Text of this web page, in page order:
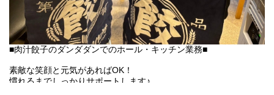
■肉汁餃子のダンダダンでのホール・キッチン業務■
素敵な笑顔と元気があればOK！
慣れるまでしっかりサポートします♪